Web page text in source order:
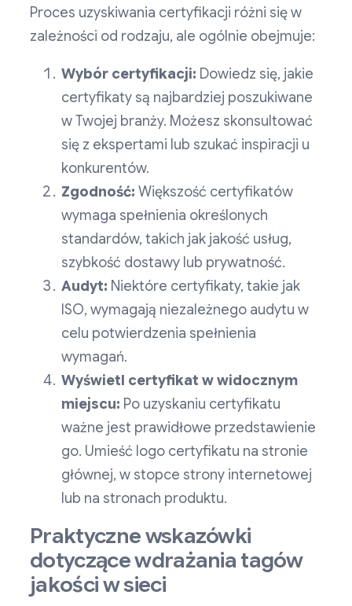
Proces uzyskiwania certyfikacji różni się w
zależności od rodzaju, ale ogólnie obejmuje:
Wybór certyfikacji: Dowiedz się, jakie
certyfikaty są najbardziej poszukiwane
w Twojej branży. Możesz skonsultować
się z ekspertami lub szukać inspiracji u
konkurentów.
Zgodność: Większość certyfikatów
wymaga spełnienia określonych
standardów, takich jak jakość usług,
szybkość dostawy lub prywatność.
Audyt: Niektóre certyfikaty, takie jak
ISO, wymagają niezależnego audytu w
celu potwierdzenia spełnienia
wymagań.
Wyświetl certyfikat w widocznym
miejscu: Po uzyskaniu certyfikatu
ważne jest prawidłowe przedstawienie
go. Umieść logo certyfikatu na stronie
głównej, w stopce strony internetowej
lub na stronach produktu.
Praktyczne wskazówki
dotyczące wdrażania tagów
jakości w sieci